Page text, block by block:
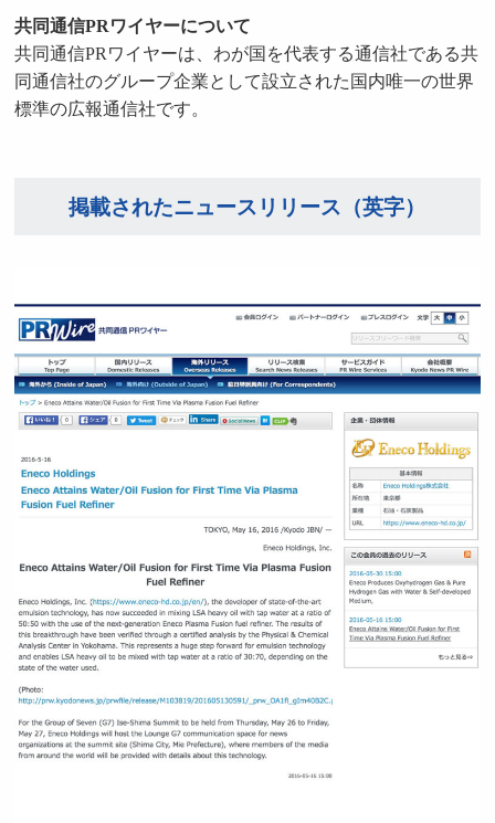
共同通信PRワイヤーについて
共同通信PRワイヤーは、わが国を代表する通信社である共
同通信社のグループ企業として設立された国内唯一の世界
標準の広報通信社です。
掲載されたニュースリリース（英字）